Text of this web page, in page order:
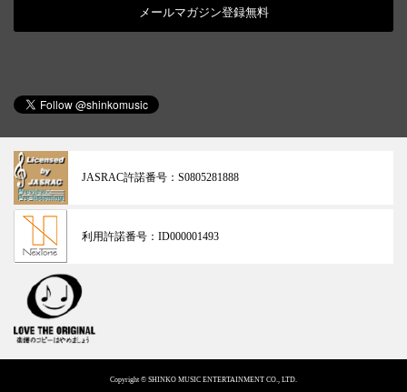
メールマガジン登録無料
JASRAC許諾番号： S0805281888
利用許諾番号： ID000001493
Copyright © SHINKO MUSIC ENTERTAINMENT CO., LTD.